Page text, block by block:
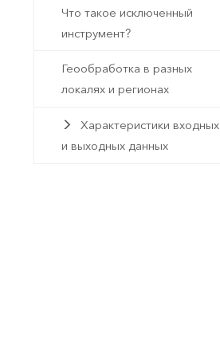
Что такое исключенный
инструмент?
Геообработка в разных
локалях и регионах
Характеристики входных
и выходных данных